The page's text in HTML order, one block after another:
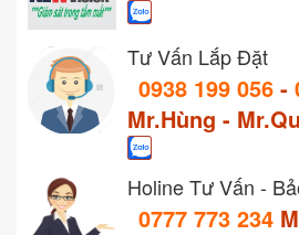
Tư Vấn Lắp Đặt
0938 199 056 -
Mr.Hùng -
Holine Tư Vấn -
0777 773 234